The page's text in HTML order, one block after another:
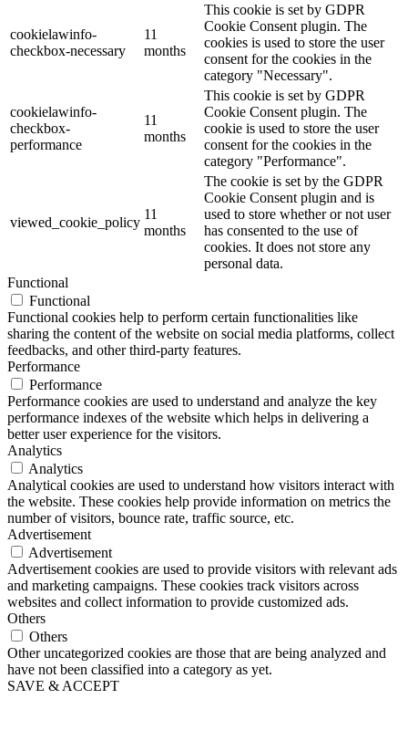
cookielawinfo-
checkbox-necessary
11
months
This cookie is set by GDPR
Cookie Consent plugin. The
cookies is used to store the user
consent for the cookies in the
category "Necessary".
cookielawinfo-
checkbox-
performance
11
months
This cookie is set by GDPR
Cookie Consent plugin. The
cookie is used to store the user
consent for the cookies in the
category "Performance".
viewed_cookie_policy
11
months
The cookie is set by the GDPR
Cookie Consent plugin and is
used to store whether or not user
has consented to the use of
cookies. It does not store any
personal data.
Functional
Functional
Functional cookies help to perform certain functionalities like
sharing the content of the website on social media platforms, collect
feedbacks, and other third-party features.
Performance
Performance
Performance cookies are used to understand and analyze the key
performance indexes of the website which helps in delivering a
better user experience for the visitors.
Analytics
Analytics
Analytical cookies are used to understand how visitors interact with
the website. These cookies help provide information on metrics the
number of visitors, bounce rate, traffic source, etc.
Advertisement
Advertisement
Advertisement cookies are used to provide visitors with relevant ads
and marketing campaigns. These cookies track visitors across
websites and collect information to provide customized ads.
Others
Others
Other uncategorized cookies are those that are being analyzed and
have not been classified into a category as yet.
SAVE & ACCEPT